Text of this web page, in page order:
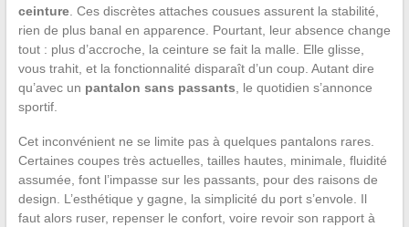
ceinture. Ces discrètes attaches cousues assurent la stabilité,
rien de plus banal en apparence. Pourtant, leur absence change
tout : plus d’accroche, la ceinture se fait la malle. Elle glisse,
vous trahit, et la fonctionnalité disparaît d’un coup. Autant dire
qu’avec un pantalon sans passants , le quotidien s’annonce
sportif.
Cet inconvénient ne se limite pas à quelques pantalons rares.
Certaines coupes très actuelles, tailles hautes, minimale, fluidité
assumée, font l’impasse sur les passants, pour des raisons de
design. L’esthétique y gagne, la simplicité du port s’envole. Il
faut alors ruser, repenser le confort, voire revoir son rapport à